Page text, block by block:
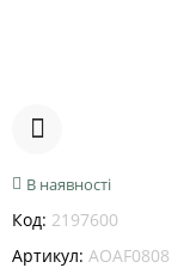
В наявності
Код: 2197600
Артикул: AOAF0808